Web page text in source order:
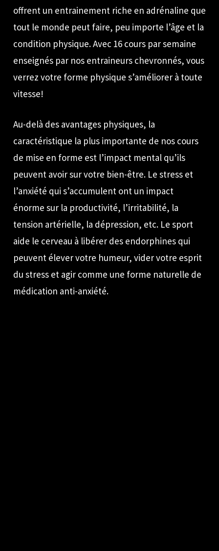
offrent un entrainement riche en adrénaline que
tout le monde peut faire, peu importe l’âge et la
condition physique. Avec 16 cours par semaine
enseignés par nos entraineurs chevronnés, vous
verrez votre forme physique s’améliorer à toute
vitesse!
Au-delà des avantages physiques, la
caractéristique la plus importante de nos cours
de mise en forme est l’impact mental qu’ils
peuvent avoir sur votre bien-être. Le stress et
l’anxiété qui s’accumulent ont un impact
énorme sur la productivité, l’irritabilité, la
tension artérielle, la dépression, etc. Le sport
aide le cerveau à libérer des endorphines qui
peuvent élever votre humeur, vider votre esprit
du stress et agir comme une forme naturelle de
médication anti-anxiété.